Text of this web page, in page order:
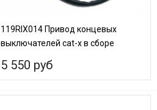
119RIX014 Привод концевых
выключателей cat-х в сборе
5 550 руб